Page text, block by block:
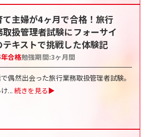
て主婦が4ヶ月で合格！旅行
取扱管理者試験にフォーサイ
テキストで挑戦した体験記
年合格勉強期間:3ヶ月間
偶然出会った旅行業務取扱管理者試験。
... 続きを見る▶